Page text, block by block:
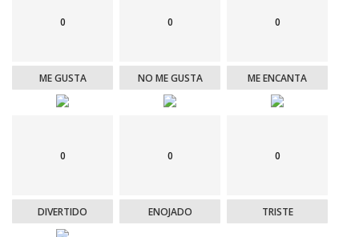
0
ME GUSTA
0
NO ME GUSTA
0
ME ENCANTA
0
DIVERTIDO
0
ENOJADO
0
TRISTE